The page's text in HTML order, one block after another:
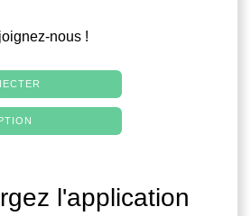
nous !
l'application